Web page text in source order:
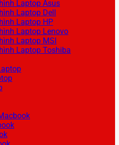
Laptop Asus
Laptop Dell
Laptop HP
Laptop Lenovo
Laptop MSI
Laptop Toshiba